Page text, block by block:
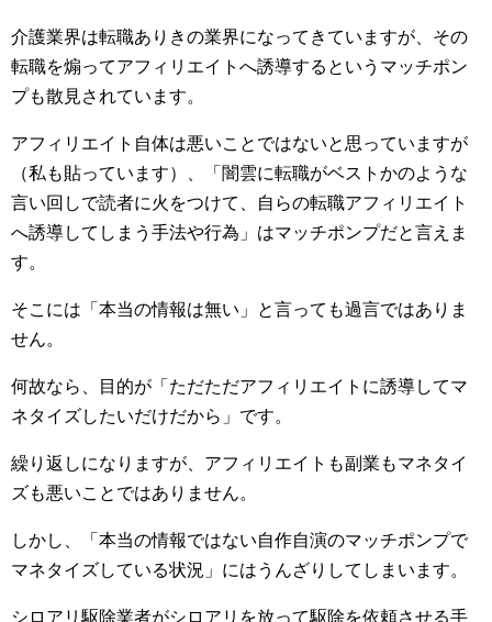
介護業界は転職ありきの業界になってきていますが、その
転職を煽ってアフィリエイトへ誘導するというマッチポン
プも散見されています。
アフィリエイト自体は悪いことではないと思っていますが
（私も貼っています）、「闇雲に転職がベストかのような
言い回しで読者に火をつけて、自らの転職アフィリエイト
へ誘導してしまう手法や行為」はマッチポンプだと言えま
す。
そこには「本当の情報は無い」と言っても過言ではありま
せん。
何故なら、目的が「ただただアフィリエイトに誘導してマ
ネタイズしたいだけだから」です。
繰り返しになりますが、アフィリエイトも副業もマネタイ
ズも悪いことではありません。
しかし、「本当の情報ではない自作自演のマッチポンプで
マネタイズしている状況」にはうんざりしてしまいます。
シロアリ駆除業者がシロアリを放って駆除を依頼させる手